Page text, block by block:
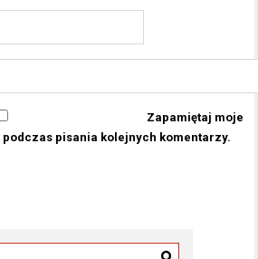
Zapamiętaj moje
pisania kolejnych komentarzy.